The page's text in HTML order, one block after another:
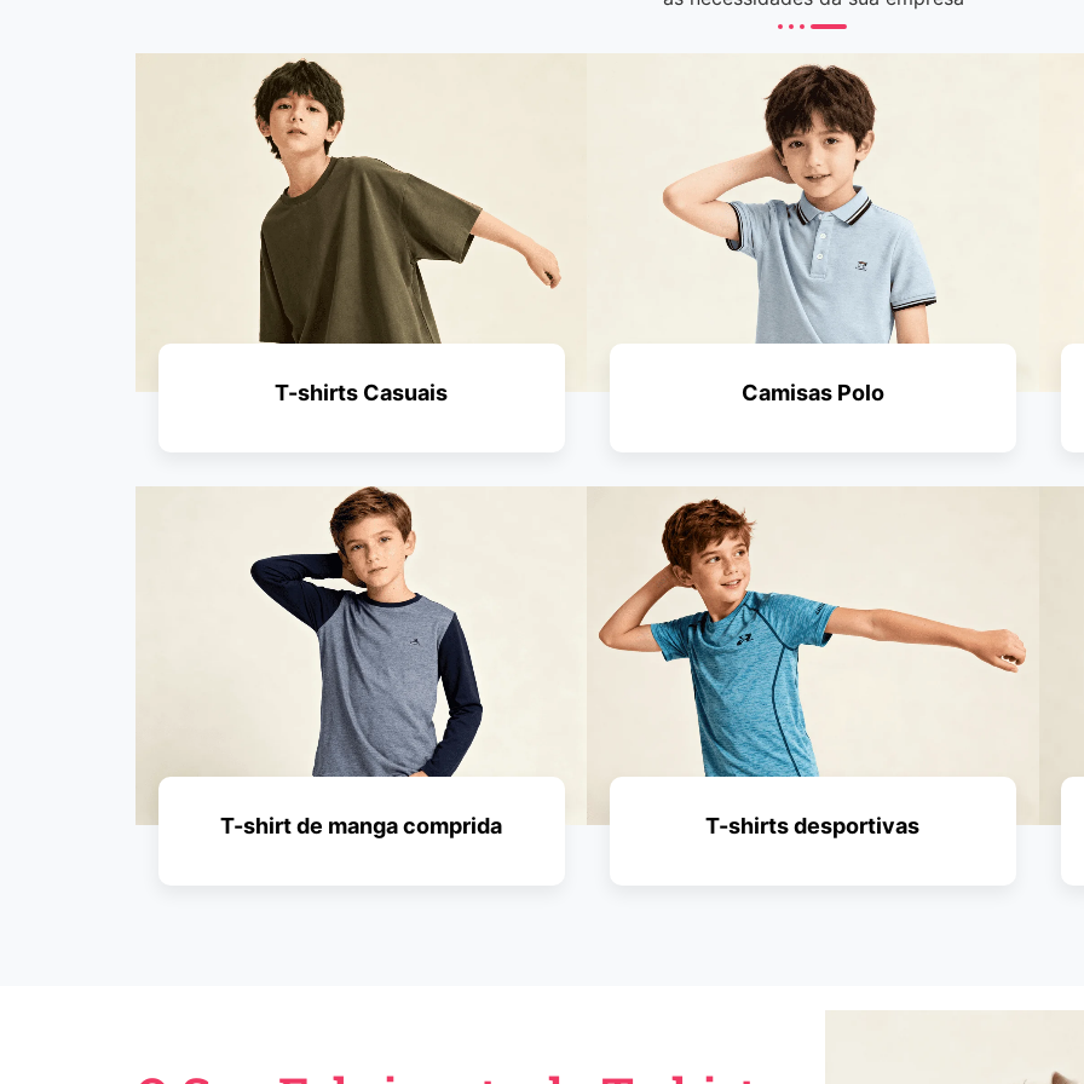
T-shirts Casuais
PEDIR UM ORÇAMENTO
Camisas Polo
PEDIR UM ORÇAMENTO
T-shirt de manga comprida T-shirts desportivas